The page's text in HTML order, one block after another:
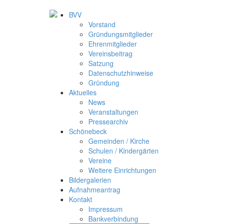
BVV
Vorstand
Gründungsmitglieder
Ehrenmitglieder
Vereinsbeitrag
Satzung
Datenschutzhinweise
Gründung
Aktuelles
News
Veranstaltungen
Pressearchiv
Schönebeck
Gemeinden / Kirche
Schulen / Kindergärten
Vereine
Weitere Einrichtungen
Bildergalerien
Aufnahmeantrag
Kontakt
Impressum
Bankverbindung